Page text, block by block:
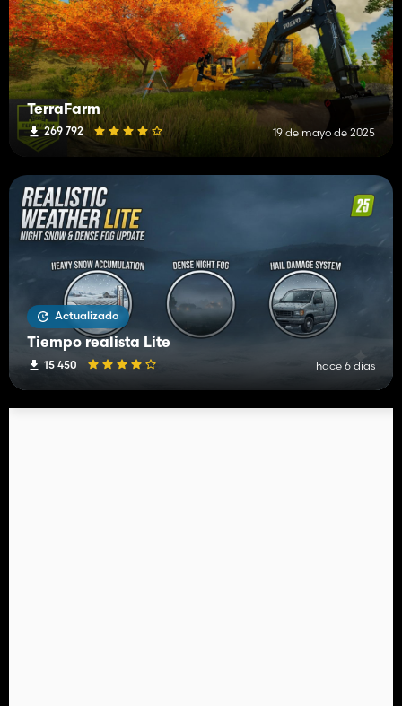
TerraFarm
269 792 19 de mayo de 2025
Actualizado
Tiempo realista Lite
15 450 hace 6 días